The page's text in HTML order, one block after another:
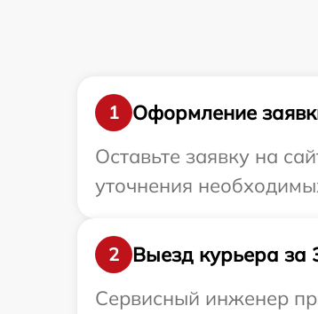
1
Оформление
Оставьте заявку на
уточнения
2
Выезд курьера за
Сервисный инженер